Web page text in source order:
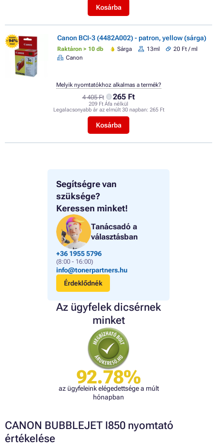
Segítségre van
szüksége?
Keressen minket!
Tanácsadó a
választásban
+36 1955 5796
(8:00 - 16:00)
info@tonerpartners.hu
Érdeklődnék
Az ügyfelek dicsérnek
minket
92.78%
az ügyfeleink elégedettsége a múlt
hónapban
Kosárba
FLASH
- 94%
SALE
Canon BCI-3 (4482A002) - patron, yellow (sárga)
Raktáron > 10 db Sárga 13ml
20 Ft / ml
Canon
4 405 Ft 265 Ft
209 Ft Áfa nélkül
Legalacsonyabb ár az elmúlt 30 napban: 265 Ft
Kosárba
Melyik nyomtatókhoz alkalmas a termék?
CANON BUBBLEJET I850 nyomtató
értékelése